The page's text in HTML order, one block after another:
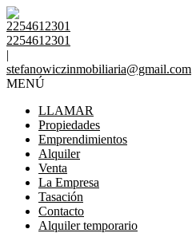
2254612301
2254612301
|
stefanowiczinmobiliaria@gmail.com
MENÚ
LLAMAR
Propiedades
Emprendimientos
Alquiler
Venta
La Empresa
Tasación
Contacto
Alquiler temporario